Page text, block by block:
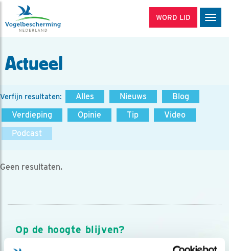
WORD LID
Actueel
Verfijn resultaten: Alles Nieuws
Blog
Verdieping
Opinie Tip
Video
Podcast
Geen resultaten.
Op de hoogte blijven?
Meld je aan en ontvang nieuws, inspiratie, acties en tips